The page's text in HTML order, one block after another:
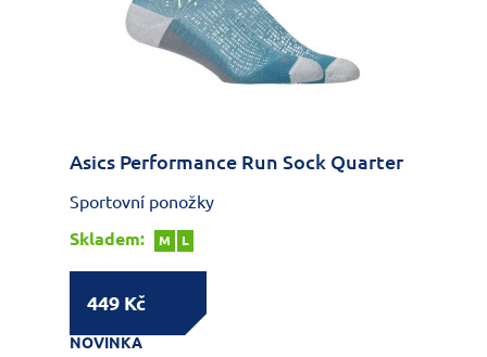
Asics Performance Run Sock Quarter
Sportovní ponožky
Skladem:
M L
449 Kč
NOVINKA